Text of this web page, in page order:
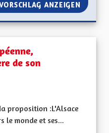
ANZEIGEN
de son
proposition :L'Alsace
le monde et ses...